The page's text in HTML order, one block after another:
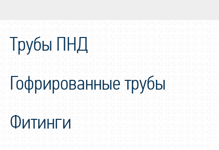
Трубы ПНД
Гофрированные трубы
Фитинги